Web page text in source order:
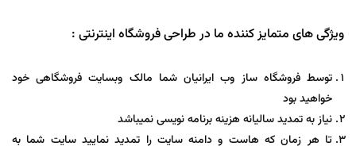
ویژگی های متمایز کننده ما در طراحی فروشگاه اینترنتی :
توسط فروشگاه ساز وب ایرانیان شما مالک وبسایت فروشگاهی خود
خواهید بود
نیاز به تمدید سالیانه هزینه برنامه نویسی نمیباشد
تا هر زمان که هاست و دامنه سایت را تمدید نمایید سایت شما به